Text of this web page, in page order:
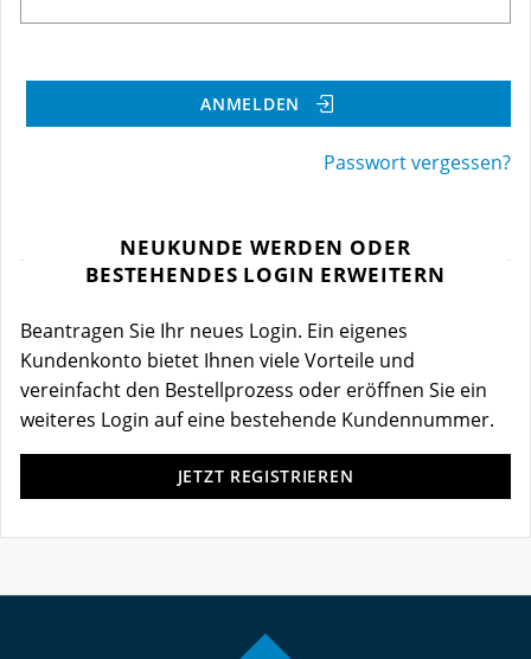
ANMELDEN
Passwort vergessen?
NEUKUNDE WERDEN ODER
BESTEHENDES LOGIN ERWEITERN
Beantragen Sie Ihr neues Login. Ein eigenes
Kundenkonto bietet Ihnen viele Vorteile und
vereinfacht den Bestellprozess oder eröffnen Sie ein
weiteres Login auf eine bestehende Kundennummer.
JETZT REGISTRIEREN